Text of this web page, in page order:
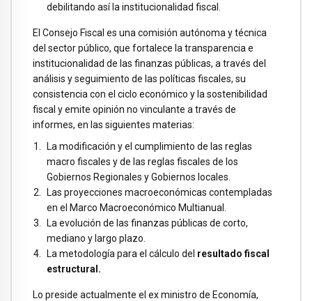
debilitando así la institucionalidad fiscal.
El Consejo Fiscal es una comisión autónoma y técnica
del sector público, que fortalece la transparencia e
institucionalidad de las finanzas públicas, a través del
análisis y seguimiento de las políticas fiscales, su
consistencia con el ciclo económico y la sostenibilidad
fiscal y emite opinión no vinculante a través de
informes, en las siguientes materias:
La modificación y el cumplimiento de las reglas
macro fiscales y de las reglas fiscales de los
Gobiernos Regionales y Gobiernos locales.
Las proyecciones macroeconómicas contempladas
en el Marco Macroeconómico Multianual.
La evolución de las finanzas públicas de corto,
mediano y largo plazo.
La metodología para el cálculo del resultado fiscal
estructural.
Lo preside actualmente el ex ministro de Economía,